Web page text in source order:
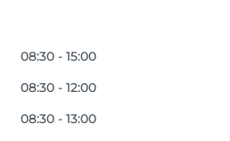
08:30 - 15:00
08:30 - 12:00
08:30 - 13:00